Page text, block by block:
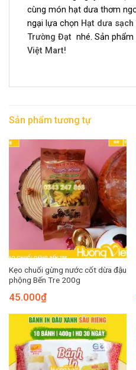
cùng món hạt dưa thơm
ngại lựa chọn Hạt dưa
Trường Đạt nhé. Sản
Việt Mart!
Sản phẩm tương tự
Kẹo chuối gừng nước cốt dừa đậu
phộng Bến Tre 200g
45.000₫